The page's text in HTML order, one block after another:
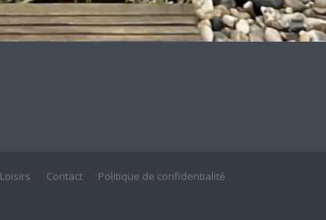
Loisirs Contact Politique de confidentialité